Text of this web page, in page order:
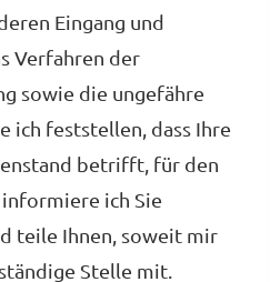
Eingang und
Verfahren der
sowie die ungefähre
ich feststellen, dass Ihre
betrifft, für den
ich Sie
teile Ihnen, soweit mir
Stelle mit.